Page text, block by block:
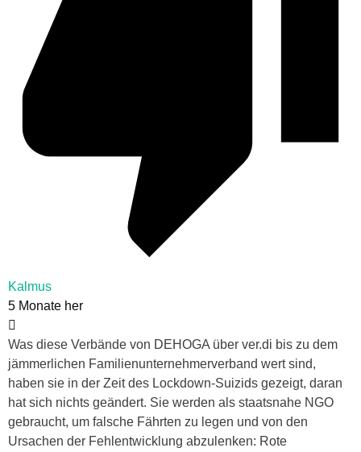
Kalmus
5 Monate her
Was diese Verbände von DEHOGA über ver.di bis zu dem
jämmerlichen Familienunternehmerverband wert sind,
haben sie in der Zeit des Lockdown-Suizids gezeigt, daran
hat sich nichts geändert. Sie werden als staatsnahe NGO
gebraucht, um falsche Fährten zu legen und von den
Ursachen der Fehlentwicklung abzulenken: Rote